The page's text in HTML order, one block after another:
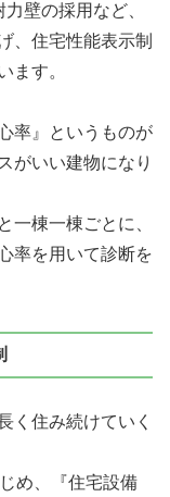
壁の採用など、
、 住宅性能表示制
ます。
率』というものが
がいい建物になり
一棟一棟ごとに、
率を用いて診断を
く住み続けていく
め、『住宅設備